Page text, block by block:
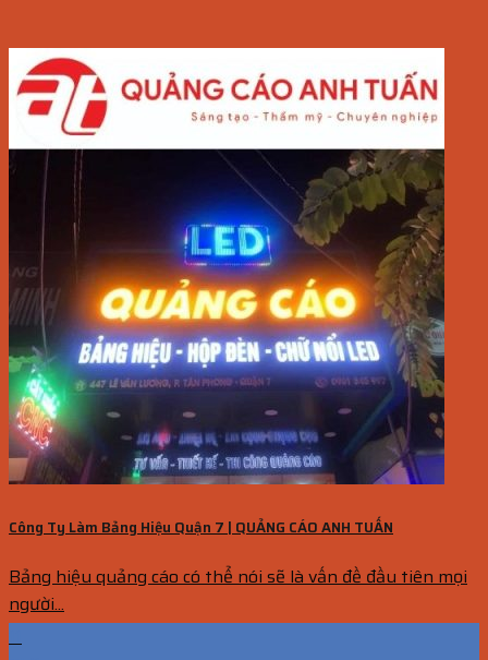
Công Ty Làm Bảng Hiệu Quận 7 | QUẢNG CÁO ANH TUẤN
Bảng hiệu quảng cáo có thể nói sẽ là vấn đề đầu tiên mọi
người...
11